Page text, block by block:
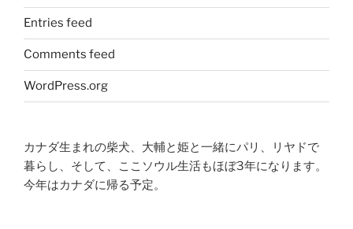
Entries feed
Comments feed
WordPress.org
カナダ生まれの柴犬、大輔と姫と一緒にパリ、リヤドで
暮らし、そして、ここソウル生活もほぼ3年になります。
今年はカナダに帰る予定。